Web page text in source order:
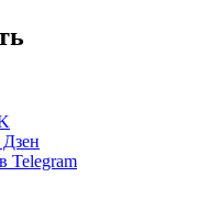
Telegram